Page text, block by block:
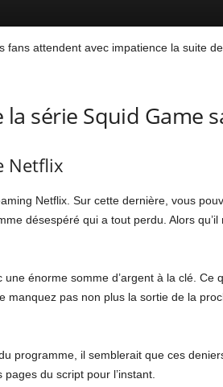
attendent avec impatience la suite
série Squid Game
Netflix
Netflix. Sur cette dernière, vous
désespéré qui a tout perdu. Alors qu’il
énorme somme d’argent à la clé. Ce
pas non plus la sortie de la
programme, il semblerait que ces
du script pour l’instant.